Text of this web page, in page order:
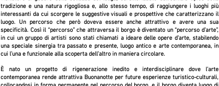
tradizione e una natura rigogliosa e, allo stesso tempo, di raggiungere i luoghi più
interessanti da cui scorgere le suggestive visuali e prospettive che caratterizzano il
luogo. Un percorso che però doveva essere anche attrattivo e avere una sua
specificità. Così il “percorso” che attraversa il borgo è diventato un “percorso d’arte”,
in cui un gruppo di artisti sono stati chiamati a ideare delle opere d’arte, stabilendo
una speciale sinergia tra passato e presente, luogo antico e arte contemporanea, in
cui l’una e funzionale alla scoperta dell’altro in maniera circolare.
È nato un progetto di rigenerazione inedito e interdisciplinare dove l’arte
contemporanea rende attrattiva Buonanotte per future esperienze turistico-culturali,